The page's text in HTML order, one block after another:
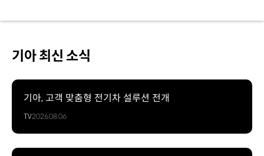
기아 최신 소식
기아, 고객 맞춤형 전기차 설루션 전개
TV2026.08.06